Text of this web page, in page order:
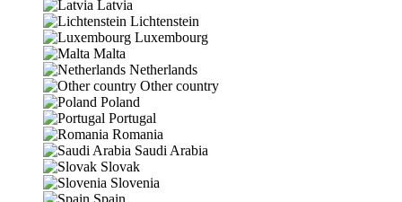
Latvia
Lichtenstein
Luxembourg
Malta
Netherlands
Other country
Poland
Portugal
Romania
Saudi Arabia
Slovak
Slovenia
Spain